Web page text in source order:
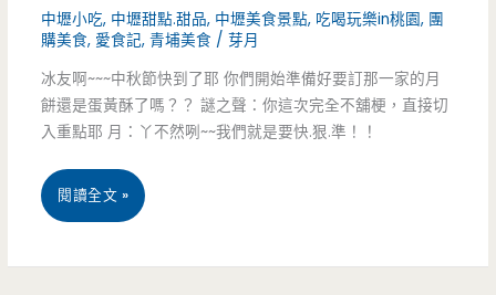
蛋
糕
令
人
象
深
中壢小吃, 中壢甜點.甜品, 中壢美食景點, 吃喝玩樂in桃園, 團
購美食, 愛食記,青埔美食 /芽月
冰友啊~~~中秋節快到了耶 你們開始準備好要訂那一家的月
餅還是蛋黃酥了嗎？？ 謎之聲：你這次完全不舖梗，直接切
入重點耶 月：丫不然咧~~我們就是要快.狠.準！！
桃
閱讀全文 »